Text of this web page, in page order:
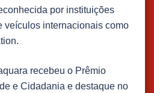
por instituições
veículos internacionais como
recebeu o Prêmio
e Cidadania e destaque no